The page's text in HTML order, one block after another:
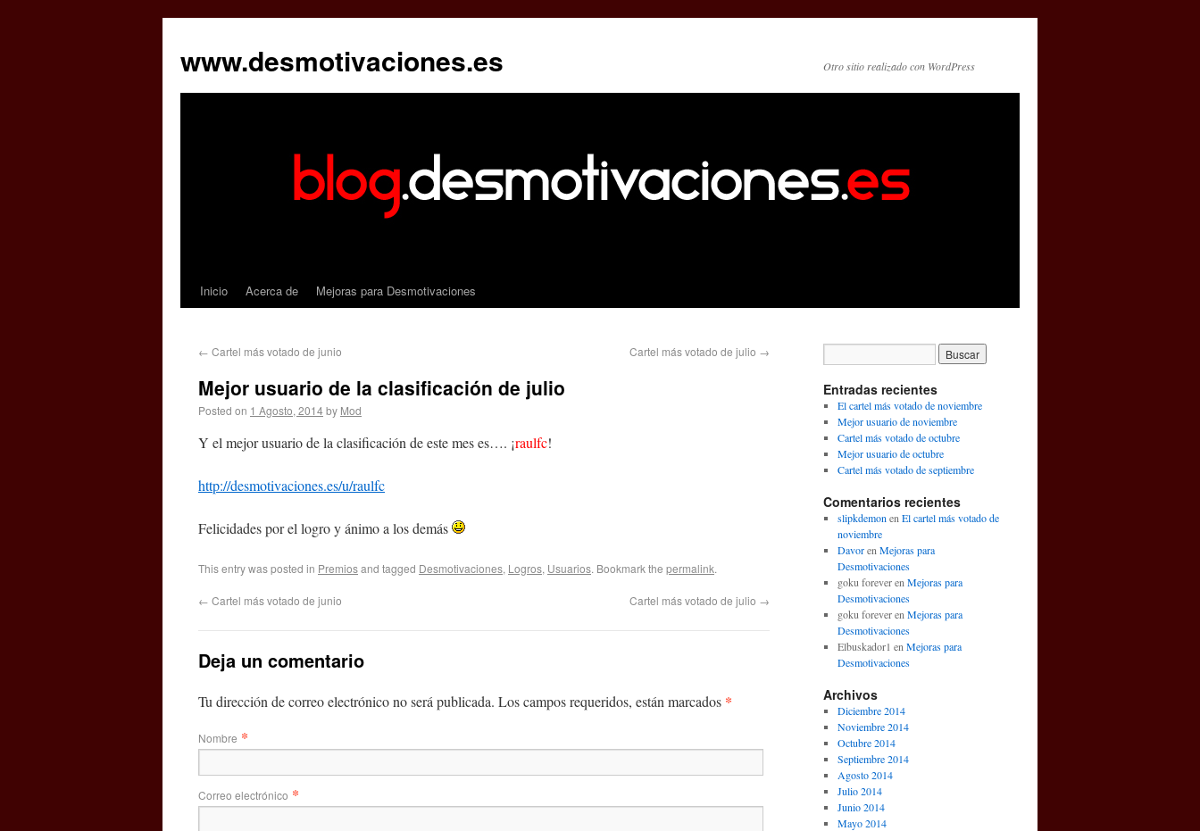
www.desmotivaciones.es Otro sitio realizado con WordPress
Inicio Acerca de Mejoras para Desmotivaciones
← Cartel más votado de junio Cartel más votado de julio →
Mejor usuario de la clasificación de julio
Posted on 1 Agosto, 2014by Mod
Y el mejor usuario de la clasificación de este mes es…. ¡raulfc!
http://desmotivaciones.es/u/raulfc
Felicidades por el logro y ánimo a los demás
This entry was posted in Premiosand tagged Desmotivaciones, Logros, Usuarios. Bookmark the permalink.
← Cartel más votado de junio Cartel más votado de julio →
Deja un comentario
Tu dirección de correo electrónico no será publicada. Los campos requeridos, están marcados *
Nombre *
Correo electrónico *
Entradas recientes
El cartel más votado de noviembre
Mejor usuario de noviembre
Cartel más votado de octubre
Mejor usuario de octubre
Cartel más votado de septiembre
Comentarios recientes
slipkdemon en El cartel más votado de
noviembre
Davoren Mejoras para
Desmotivaciones
goku forever en Mejoras para
Desmotivaciones
goku forever en Mejoras para
Desmotivaciones
Elbuskador1 en Mejoras para
Desmotivaciones
Archivos
Diciembre 2014
Noviembre 2014
Octubre 2014
Septiembre 2014
Agosto 2014
Julio 2014
Junio 2014
Mayo 2014